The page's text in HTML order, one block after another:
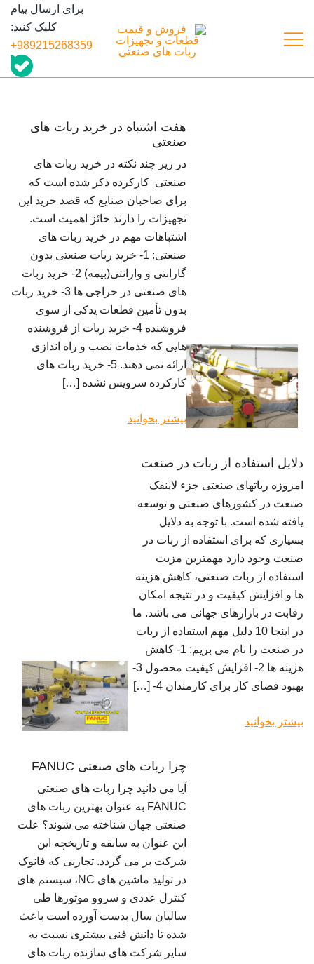
محتوا
فروش و قیمت قطعات و تجهیزات
درگاه تأمین و به اشتراک گذاری اطلاعات
برای ارسال پیام
کلیک کنید:
989215268359+
هفت اشتباه در خرید ربات های
صنعتی
در زیر چند نکته در خرید ربات های
صنعتی کارکرده ذکر شده است که
برای صاحبان صنایع که قصد خرید این
تجهیزات را دارند حائز اهمیت است.
اشتباهات مهم در خرید ربات های
صنعتی: 1- خرید ربات صنعتی بدون
گارانتی و وارانتی(بیمه) 2- خرید ربات
های صنعتی در حراجی ها 3- خرید ربات
بدون تأمین قطعات یدکی از سوی
فروشنده 4- خرید ربات از فروشنده
هایی که خدمات نصب و راه اندازی
ارائه نمی دهند. 5- خرید ربات های
کارکرده سرویس نشده […]
بیشتر بخوانید
دلایل استفاده از ربات در صنعت
امروزه رباتهای صنعتی جزء لاینفک
صنعت در کشورهای صنعتی و توسعه
یافته شده است. با توجه به دلایل
بسیاری که برای استفاده از ربات در
صنعت وجود دارد مهمترین مزیت
استفاده از ربات صنعتی، کاهش هزینه
ها و افزایش کیفیت و در نتیجه امکان
رقابت در بازارهای جهانی می باشد. ما
در اینجا 10 دلیل مهم استفاده از ربات
در صنعت را نام می بریم: 1- کاهش
هزینه ها 2- افزایش کیفیت محصول 3-
بهبود فضای کار برای کارمندان 4- […]
بیشتر بخوانید
چرا ربات های صنعتی FANUC
آیا می دانید چرا ربات های صنعتی
FANUC به عنوان بهترین ربات های
صنعتی جهان شناخته می شوند؟ علت
این عنوان به سابقه و تاریخچه این
شرکت بر می گردد. تجاربی که فانوک
در تولید ماشین های NC، سیستم های
کنترل عددی و سروو موتورها طی
سالیان سال بدست آورده است باعث
شده تا دانش فنی بیشتری نسبت به
سایر شرکت های سازنده ربات های